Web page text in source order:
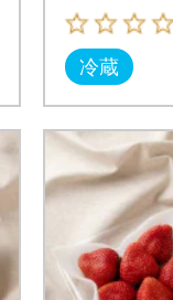
冷蔵